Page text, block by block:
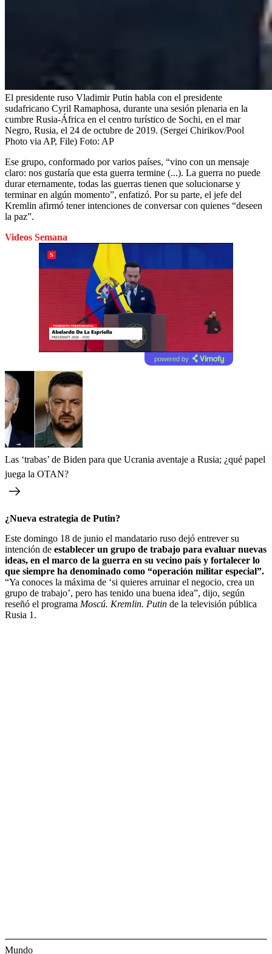
El presidente ruso Vladimir Putin habla con el presidente
sudafricano Cyril Ramaphosa, durante una sesión plenaria en la
cumbre Rusia-África en el centro turístico de Sochi, en el mar
Negro, Rusia, el 24 de octubre de 2019. (Sergei Chirikov/Pool
Photo via AP, File) Foto: AP
Ese grupo, conformado por varios países, “vino con un mensaje
claro: nos gustaría que esta guerra termine (...). La guerra no puede
durar eternamente, todas las guerras tienen que solucionarse y
terminar en algún momento”, enfatizó. Por su parte, el jefe del
Kremlin afirmó tener intenciones de conversar con quienes “deseen
la paz”.
Videos Semana
powered by
Las ‘trabas’ de Biden para que Ucrania aventaje a Rusia; ¿qué papel
juega la OTAN?
¿Nueva estrategia de Putin?
Este domingo 18 de junio el mandatario ruso dejó entrever su
intención de establecer un grupo de trabajo para evaluar nuevas
ideas, en el marco de la guerra en su vecino país y fortalecer lo
que siempre ha denominado como “operación militar especial”.
“Ya conoces la máxima de ‘si quieres arruinar el negocio, crea un
grupo de trabajo’, pero has tenido una buena idea”, dijo, según
reseñó el programa Moscú. Kremlin. Putin de la televisión pública
Rusia 1.
Mundo